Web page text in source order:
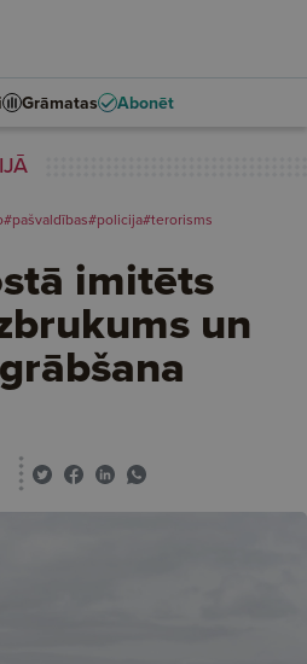
Grāmatas Abonēt
#pašvaldības#policija#terorisms
imitēts
un